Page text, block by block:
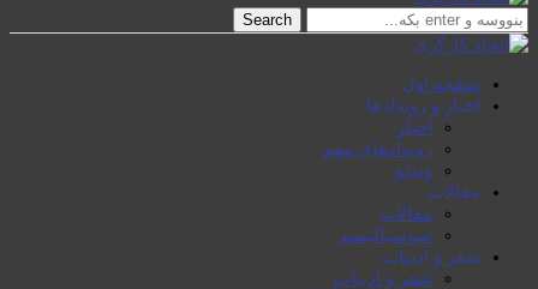
Search
صفحە اول
اخبار و رویدادها
اخبار
رویدادهای مهم
ویدئو
مقالات
مقالات
سوسیالیسم
شعر و ادبیات
شعر و ادبیات